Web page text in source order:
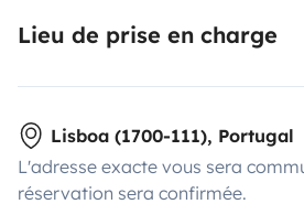
Lieu de prise en charge
Lisboa (1700-111), Portugal
L'adresse exacte vous sera
réservation sera confirmée.